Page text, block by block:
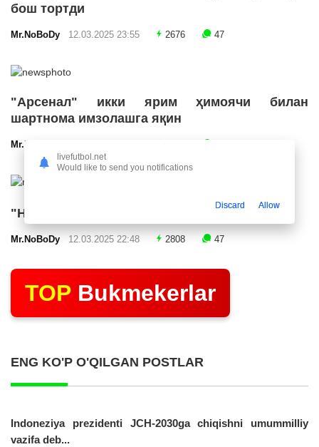
бош тортди
Mr.NoBoDy 12.03.2025 23:55 2676 47
"Арсенал" икки ярим ҳимоячи билан
шартнома имзолашга яқин
Mr.NoBoDy
"Нефтчи" тақдимот маросими ўтказди
Mr.NoBoDy 12.03.2025 22:48 2808 47
TOP Bukmekerlar
ENG KO'P O'QILGAN POSTLAR
Indoneziya prezidenti JCH-2030ga chiqishni umummilliy
vazifa deb...
livefutbol.net
Would like to send you notifications
Discard Allow